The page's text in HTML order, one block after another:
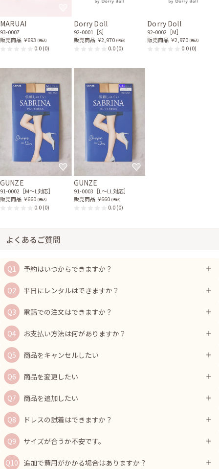
MARUAI
93-0007
販売商品 ￥693 (税込)
0.0(0)
Dorry Doll
92-0001［S］
販売商品 ￥2,970 (税込)
0.0(0)
Dorry Doll
92-0002［M］
販売商品 ￥2,970 (税込)
0.0(0)
GUNZE
91-0002［M〜L対応］
販売商品 ￥660 (税込)
0.0(0)
GUNZE
91-0003［L〜LL対応］
販売商品 ￥660 (税込)
0.0(0)
よくあるご質問
予約はいつからできますか？
平日にレンタルはできますか？
電話での注文はできますか？
お支払い方法は何がありますか？
商品をキャンセルしたい
商品を変更したい
商品を追加したい
ドレスの試着はできますか？
サイズが合うか不安です。
追加で費用がかかる場合はありますか？